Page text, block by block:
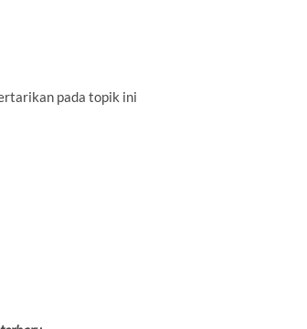
pada topik ini